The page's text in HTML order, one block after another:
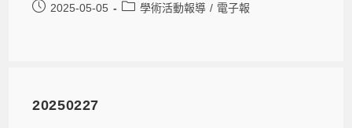
2025-05-05 學術活動報導 / 電子報
20250227